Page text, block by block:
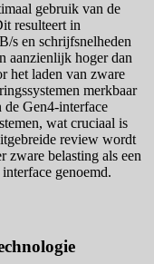
gebruik van de
resulteert in
s en schrijfsnelheden
aanzienlijk hoger dan
het laden van zware
merkbaar
de Gen4-interface
wat cruciaal is
review wordt
zware belasting als een
genoemd.